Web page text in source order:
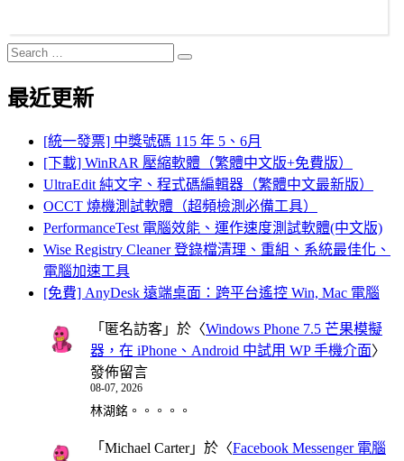
Search
for:
Search
最近更新
[統一發票] 中獎號碼 115 年 5、6月
[下載] WinRAR 壓縮軟體（繁體中文版+免費版）
UltraEdit 純文字、程式碼編輯器（繁體中文最新版）
OCCT 燒機測試軟體（超頻檢測必備工具）
PerformanceTest 電腦效能、運作速度測試軟體(中文版)
Wise Registry Cleaner 登錄檔清理、重組、系統最佳化、
電腦加速工具
[免費] AnyDesk 遠端桌面：跨平台遙控 Win, Mac 電腦
「 匿名訪客 」於〈Windows Phone 7.5 芒果模擬
器，在 iPhone、Android 中試用 WP 手機介面〉
發佈留言
08-07, 2026
林湖銘。。。。。
「 Michael Carter」於〈Facebook Messenger 電腦